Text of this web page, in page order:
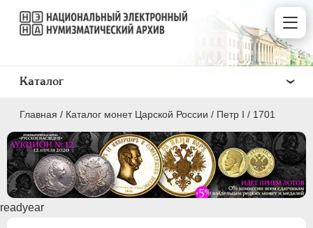
Главная / Каталог монет Царской России / Пeтр I / 1701
readyear
Каталог
ПEТР I 1699 - 1725